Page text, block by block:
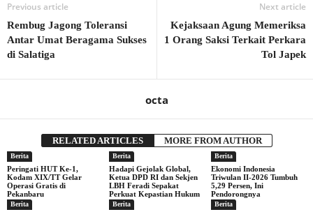
Previous article
Rembug Jagong Toleransi
Antar Umat Beragama Sukses
di Salatiga
Next article
Kejaksaan Agung Memeriksa
1 Orang Saksi Terkait Perkara
Tol Japek
octa
RELATED ARTICLES MORE FROM AUTHOR
Berita
Peringati HUT Ke-1,
Kodam XIX/TT Gelar
Operasi Gratis di
Pekanbaru
Berita
Hadapi Gejolak Global,
Ketua DPD RI dan Sekjen
LBH Feradi Sepakat
Perkuat Kepastian Hukum
Berita
Ekonomi Indonesia
Triwulan II-2026 Tumbuh
5,29 Persen, Ini
Pendorongnya
Berita Berita Berita